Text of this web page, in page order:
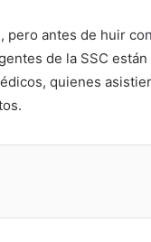
pero antes de huir
de la SSC están
quienes